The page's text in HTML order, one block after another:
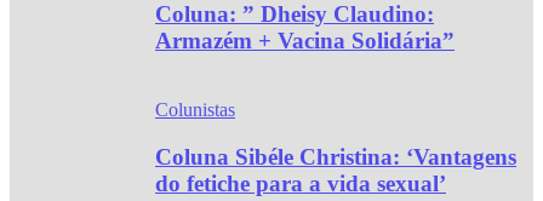
Coluna: ” Dheisy Claudino:
Armazém + Vacina Solidária”
Colunistas
Coluna Sibéle Christina: ‘Vantagens
do fetiche para a vida sexual’